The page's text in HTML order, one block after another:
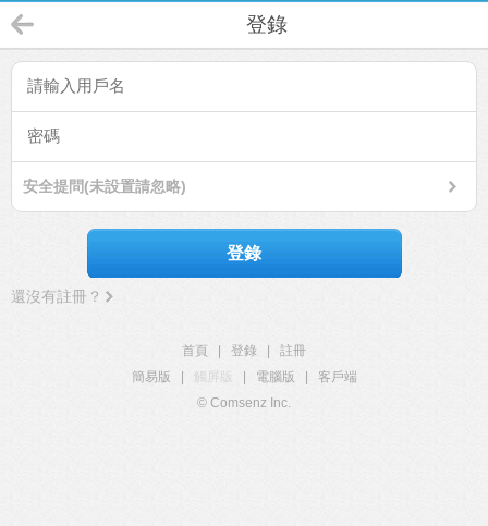
登錄
安全提問(未設置請忽略)
登錄
還沒有註冊？
首頁 登錄
註冊
簡易版
觸屏版 電腦版
客戶端
© Comsenz Inc.